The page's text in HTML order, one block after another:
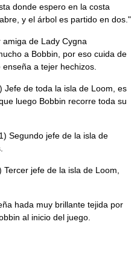
donde espero en la costa
y el árbol es partido en dos."
de Lady Cygna
a Bobbin, por eso cuida de
a tejer hechizos.
Jefe de toda la isla de Loom, es
luego Bobbin recorre toda su
Segundo jefe de la isla de
jefe de la isla de Loom,
hada muy brillante tejida por
al inicio del juego.